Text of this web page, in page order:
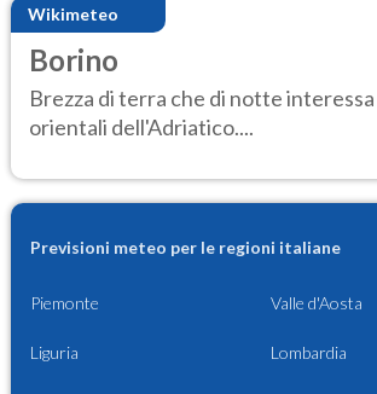
Wikimeteo
Borino
Brezza di terra che di notte
orientali dell'Adriatico....
Previsioni meteo per le regioni italiane
Piemonte Valle d'Aosta
Liguria Lombardia